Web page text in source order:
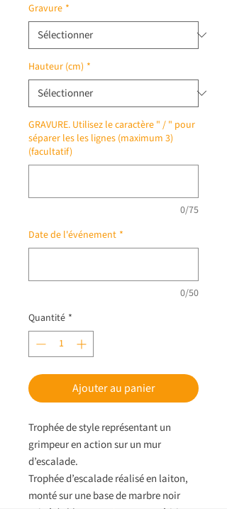
Gravure *
Hauteur (cm) *
GRAVURE. Utilisez le caractère " / " pour
séparer les les lignes (maximum 3)
(facultatif)
0/75
Date de l'événement *
0/50
Quantité *
Ajouter au panier
Trophée de style représentant un
grimpeur en action sur un mur
d’escalade.
Trophée d’escalade réalisé en laiton,
monté sur une base de marbre noir